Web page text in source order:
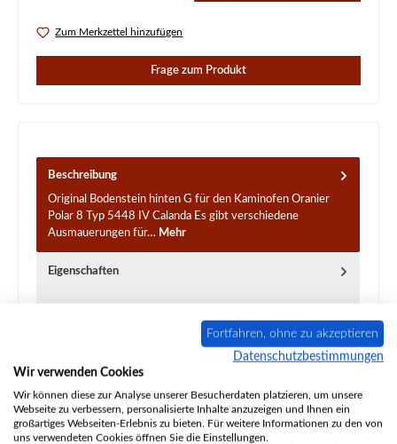
Zum Merkzettel hinzufügen
Frage zum Produkt
Beschreibung
Original Bodenstein hinten G für den Kaminofen Oranier
Polar 8 Typ 5448 IV Calanda Es gibt verschiedene
Ausmauerungen für… Mehr
Eigenschaften
Produktgalerie überspringen
Ähnliche Artikel
Fortfahren, ohne zu akzeptieren
Datenschutzbestimmungen
Wir verwenden Cookies
Wir können diese zur Analyse unserer Besucherdaten platzieren, um unsere
Webseite zu verbessern, personalisierte Inhalte anzuzeigen und Ihnen ein
großartiges Webseiten-Erlebnis zu bieten. Für weitere Informationen zu den von
uns verwendeten Cookies öffnen Sie die Einstellungen.